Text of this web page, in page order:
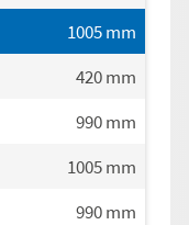
1005mm
420mm
990mm
1005mm
990mm